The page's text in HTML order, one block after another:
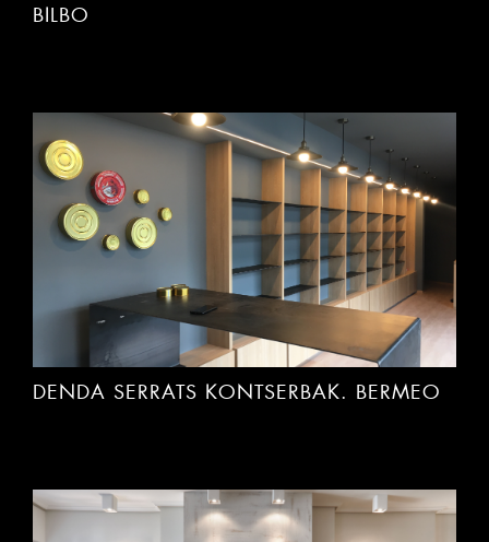
BILBO
DENDA SERRATS KONTSERBAK. BERMEO